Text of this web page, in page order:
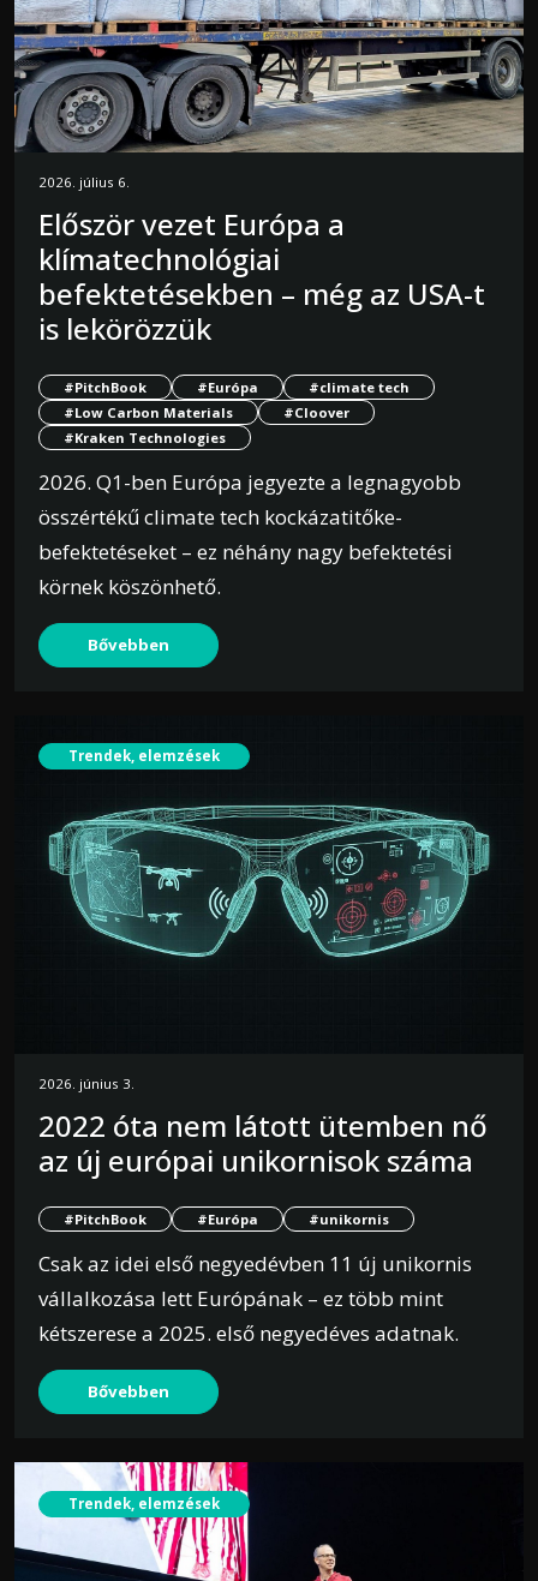
2026. július 6.
Először vezet Európa a
klímatechnológiai
befektetésekben – még az USA-t
is lekörözzük
#PitchBook #Európa
#climate tech
#Low Carbon Materials
#Cloover
#Kraken Technologies
2026. Q1-ben Európa jegyezte a legnagyobb
összértékű climate tech kockázatitőke-
befektetéseket – ez néhány nagy befektetési
körnek köszönhető.
Bővebben
Trendek, elemzések
2026. június 3.
2022 óta nem látott ütemben nő
az új európai unikornisok száma
#PitchBook #Európa #unikornis
Csak az idei első negyedévben 11 új unikornis
vállalkozása lett Európának – ez több mint
kétszerese a 2025. első negyedéves adatnak.
Bővebben
Trendek, elemzések